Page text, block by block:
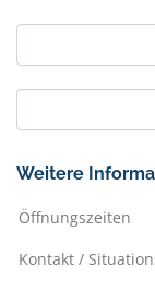
Weitere
Öffnungszeiten
Kontakt /